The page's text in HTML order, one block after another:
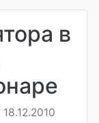
в
18.12.2010